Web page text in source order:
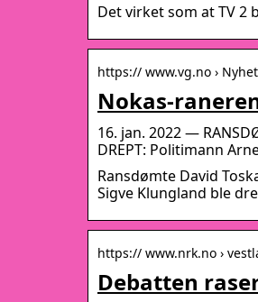
Det virket som at TV 2
https:// www.vg.no ›
Nokas-
16. jan. 2022 —
DREPT: Politimann
Ransdømte David
Sigve Klungland ble
https:// www.nrk.no ›
Debatten